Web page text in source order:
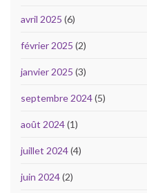
avril 2025 (6)
février 2025 (2)
janvier 2025 (3)
septembre 2024(5)
août 2024(1)
juillet 2024(4)
juin 2024(2)